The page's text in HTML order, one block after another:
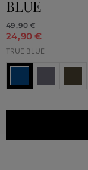
BLUE
49,90 €
24,90 €
TRUE BLUE